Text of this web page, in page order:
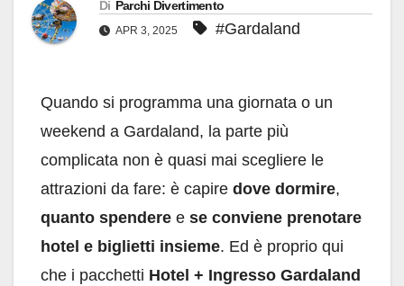
Di Parchi Divertimento
APR 3, 2025 #Gardaland
Quando si programma una giornata o un
weekend a Gardaland, la parte più
complicata non è quasi mai scegliere le
attrazioni da fare: è capire dove dormire,
quanto spendere e se conviene prenotare
hotel e biglietti insieme. Ed è proprio qui
che i pacchetti Hotel + Ingresso Gardaland